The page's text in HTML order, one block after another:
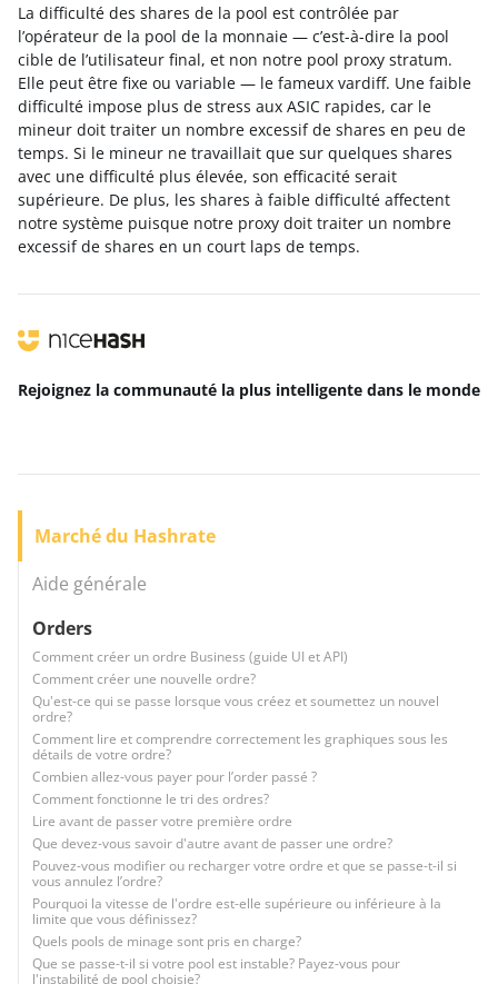
La difficulté des shares de la pool est contrôlée par
l’opérateur de la pool de la monnaie — c’est-à-dire la pool
cible de l’utilisateur final, et non notre pool proxy stratum.
Elle peut être fixe ou variable — le fameux vardiff. Une faible
difficulté impose plus de stress aux ASIC rapides, car le
mineur doit traiter un nombre excessif de shares en peu de
temps. Si le mineur ne travaillait que sur quelques shares
avec une difficulté plus élevée, son efficacité serait
supérieure. De plus, les shares à faible difficulté affectent
notre système puisque notre proxy doit traiter un nombre
excessif de shares en un court laps de temps.
Rejoignez la communauté la plus intelligente dans le monde
Marché du Hashrate
Aide générale
Orders
Comment créer un ordre Business (guide UI et API)
Comment créer une nouvelle ordre?
Qu'est-ce qui se passe lorsque vous créez et soumettez un nouvel
ordre?
Comment lire et comprendre correctement les graphiques sous les
détails de votre ordre?
Combien allez-vous payer pour l’order passé ?
Comment fonctionne le tri des ordres?
Lire avant de passer votre première ordre
Que devez-vous savoir d'autre avant de passer une ordre?
Pouvez-vous modifier ou recharger votre ordre et que se passe-t-il si
vous annulez l’ordre?
Pourquoi la vitesse de l'ordre est-elle supérieure ou inférieure à la
limite que vous définissez?
Quels pools de minage sont pris en charge?
Que se passe-t-il si votre pool est instable? Payez-vous pour
l'instabilité de pool choisie?